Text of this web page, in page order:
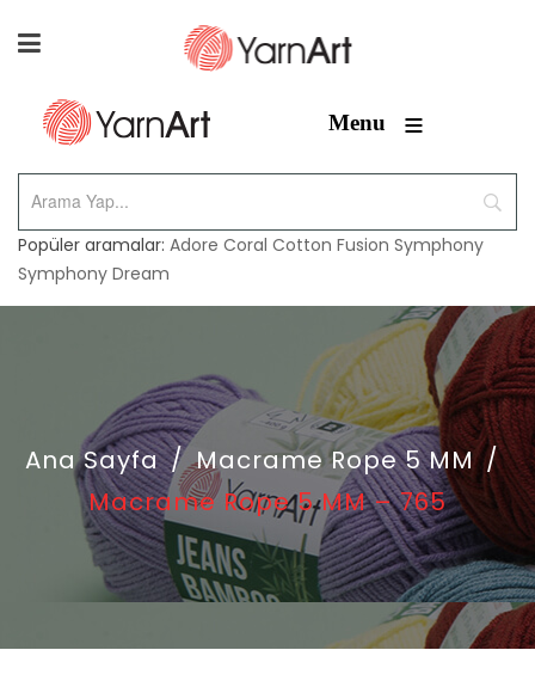
Menu ≡
Popüler aramalar: Adore Coral Cotton Fusion Symphony
Symphony Dream
Ana Sayfa / Macrame Rope 5 MM /
Macrame Rope 5 MM – 765